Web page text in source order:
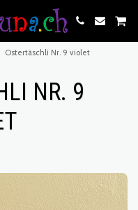
Ostertäschli Nr. 9 violet
NR. 9